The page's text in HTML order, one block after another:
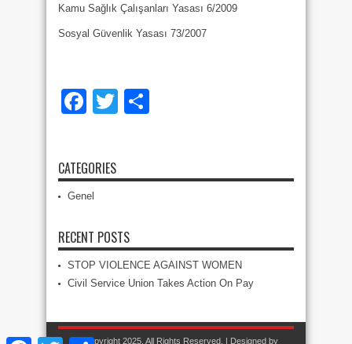
Kamu Sağlık Çalışanları Yasası 6/2009
Sosyal Güvenlik Yasası 73/2007
Facebook
Twitter
CATEGORIES
Genel
RECENT POSTS
STOP VIOLENCE AGAINST WOMEN
Civil Service Union Takes Action On Pay
© Copyright 2025, All Rights Reserved. | Designed by